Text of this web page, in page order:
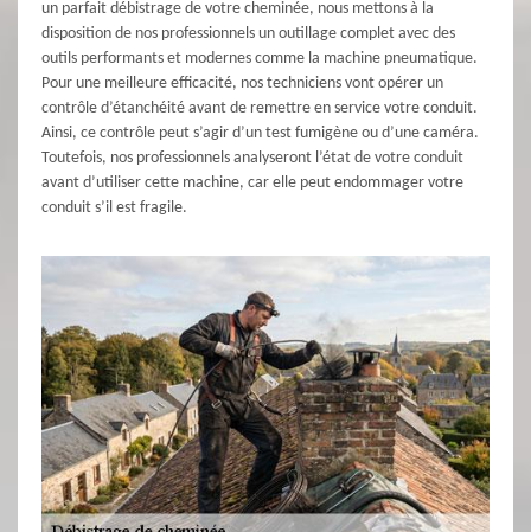
un parfait débistrage de votre cheminée, nous mettons à la
disposition de nos professionnels un outillage complet avec des
outils performants et modernes comme la machine pneumatique.
Pour une meilleure efficacité, nos techniciens vont opérer un
contrôle d’étanchéité avant de remettre en service votre conduit.
Ainsi, ce contrôle peut s’agir d’un test fumigène ou d’une caméra.
Toutefois, nos professionnels analyseront l’état de votre conduit
avant d’utiliser cette machine, car elle peut endommager votre
conduit s’il est fragile.